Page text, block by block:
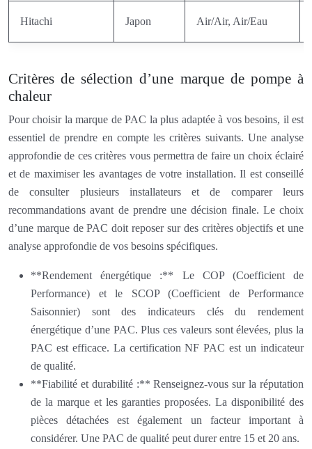
Hitachi Japon Air/Air, Air/Eau
Critères de sélection d’une marque de pompe à
chaleur
Pour choisir la marque de PAC la plus adaptée à vos besoins, il est
essentiel de prendre en compte les critères suivants. Une analyse
approfondie de ces critères vous permettra de faire un choix éclairé
et de maximiser les avantages de votre installation. Il est conseillé
de consulter plusieurs installateurs et de comparer leurs
recommandations avant de prendre une décision finale. Le choix
d’une marque de PAC doit reposer sur des critères objectifs et une
analyse approfondie de vos besoins spécifiques.
**Rendement énergétique :** Le COP (Coefficient de
Performance) et le SCOP (Coefficient de Performance
Saisonnier) sont des indicateurs clés du rendement
énergétique d’une PAC. Plus ces valeurs sont élevées, plus la
PAC est efficace. La certification NF PAC est un indicateur
de qualité.
**Fiabilité et durabilité :** Renseignez-vous sur la réputation
de la marque et les garanties proposées. La disponibilité des
pièces détachées est également un facteur important à
considérer. Une PAC de qualité peut durer entre 15 et 20 ans.